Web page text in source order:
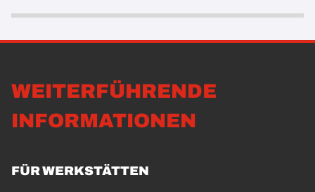
WEITERFÜHRENDE
INFORMATIONEN
FÜR WERKSTÄTTEN